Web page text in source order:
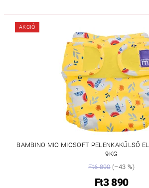
AKCIÓ
BAMBINO MIO MIOSOFT PELENKAKŰLSŐ
9KG
Ft6 890(–43 %)
Ft3 890